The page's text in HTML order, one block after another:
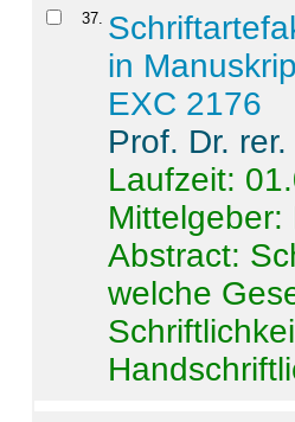
37.
in
EXC 2176
Prof. Dr.
Laufzeit:
Abstract:
welche